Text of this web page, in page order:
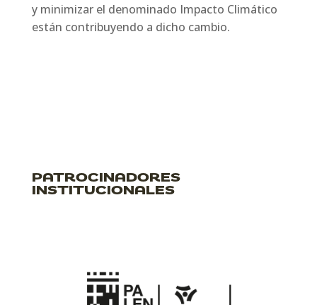
y minimizar el denominado Impacto Climático
están contribuyendo a dicho cambio.
PATROCINADORES
INSTITUCIONALES